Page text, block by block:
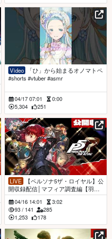
Video「ひ」から始まるオノマトペ
#shorts #vtuber #asmr
04/17 07:01
0:00
5,304
251
LIVE 【ペルソナ5ザ・ロイヤル】公
開収録配信│マフィア調査編【羽渦
ミウネル】
04/16 14:01
3:02
93 / 141
285
1,253
178